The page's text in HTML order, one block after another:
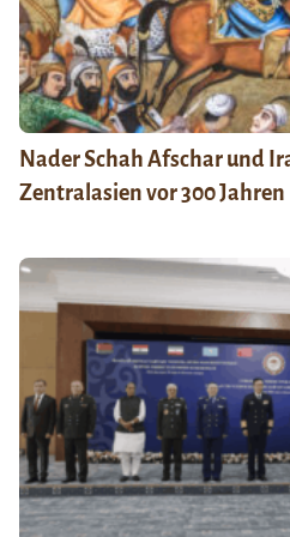
Nader Schah Afschar und
Zentralasien vor 300 Jahren